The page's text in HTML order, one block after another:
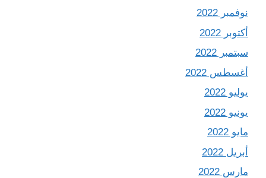
نوفمبر 2022
أكتوبر 2022
سبتمبر 2022
أغسطس 2022
يوليو 2022
يونيو 2022
مايو 2022
أبريل 2022
مارس 2022